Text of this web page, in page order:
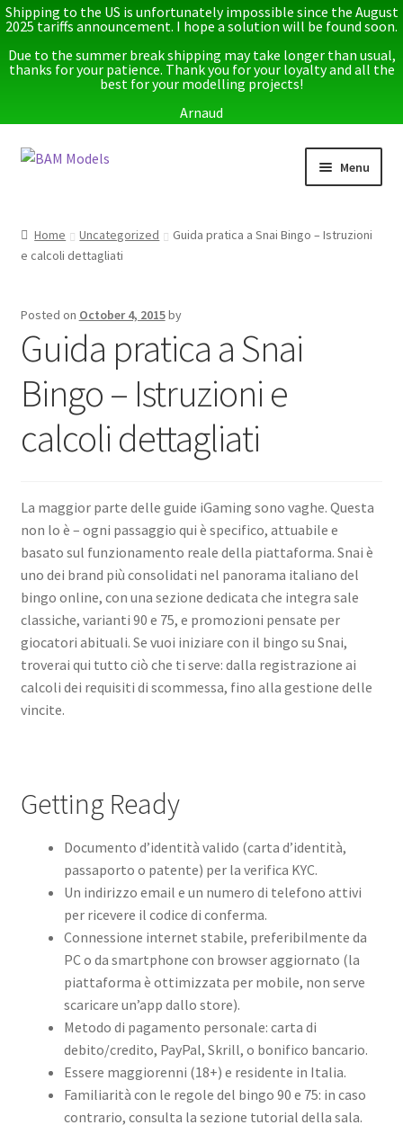
Shipping to the US is unfortunately impossible since the August
2025 tariffs announcement. I hope a solution will be found soon.
Due to the summer break shipping may take longer than usual,
thanks for your patience. Thank you for your loyalty and all the
best for your modelling projects!
Arnaud
Skip
Skip
Menu
Latest releases
More info
My account
Straightening warped resin parts
child
Home Uncategorized
Guida pratica a Snai Bingo – Istruzioni
e calcoli dettagliati
Posted on October 4, 2015by
Guida pratica a Snai
Bingo – Istruzioni e
calcoli dettagliati
La maggior parte delle guide iGaming sono vaghe. Questa
non lo è – ogni passaggio qui è specifico, attuabile e
basato sul funzionamento reale della piattaforma. Snai è
uno dei brand più consolidati nel panorama italiano del
bingo online, con una sezione dedicata che integra sale
classiche, varianti 90 e 75, e promozioni pensate per
giocatori abituali. Se vuoi iniziare con il bingo su Snai,
troverai qui tutto ciò che ti serve: dalla registrazione ai
calcoli dei requisiti di scommessa, fino alla gestione delle
vincite.
Getting Ready
Documento d’identità valido (carta d’identità,
passaporto o patente) per la verifica KYC.
Un indirizzo email e un numero di telefono attivi
per ricevere il codice di conferma.
Connessione internet stabile, preferibilmente da
PC o da smartphone con browser aggiornato (la
piattaforma è ottimizzata per mobile, non serve
scaricare un’app dallo store).
Metodo di pagamento personale: carta di
debito/credito, PayPal, Skrill, o bonifico bancario.
Essere maggiorenni (18+) e residente in Italia.
Familiarità con le regole del bingo 90 e 75: in caso
contrario, consulta la sezione tutorial della sala.